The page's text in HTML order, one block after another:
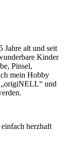
Jahre alt und seit
Kinder
Pinsel,
mein Hobby
„origiNELL“ und
herzhaft